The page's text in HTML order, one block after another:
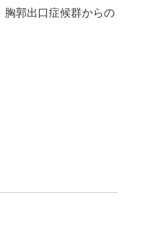
胸郭出口症候群からの